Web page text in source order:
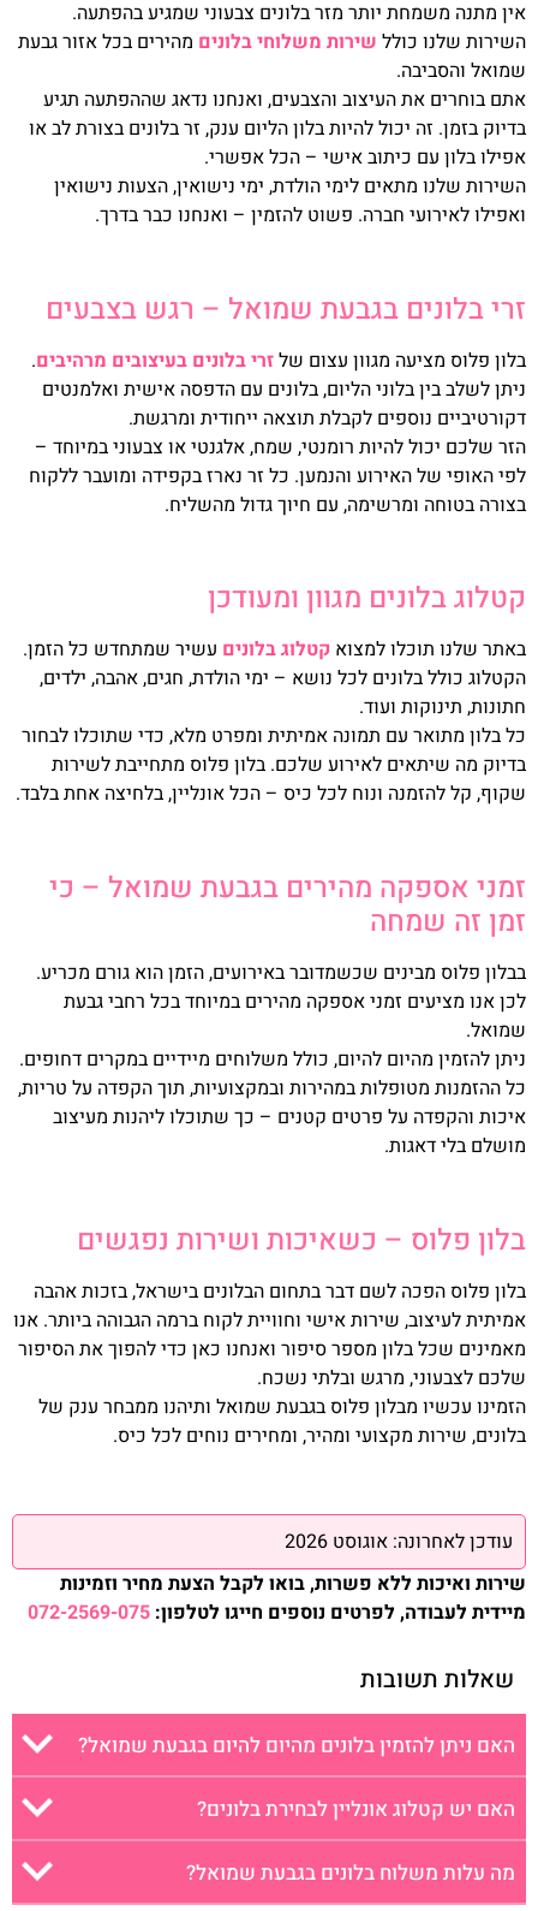
אין מתנה משמחת יותר מזר בלונים צבעוני שמגיע בהפתעה.
השירות שלנו כולל שירות משלוחי בלונים מהירים בכל אזור גבעת
שמואל והסביבה.
אתם בוחרים את העיצוב והצבעים, ואנחנו נדאג שההפתעה תגיע
בדיוק בזמן. זה יכול להיות בלון הליום ענק, זר בלונים בצורת לב או
אפילו בלון עם כיתוב אישי – הכל אפשרי.
השירות שלנו מתאים לימי הולדת, ימי נישואין, הצעות נישואין
ואפילו לאירועי חברה. פשוט להזמין – ואנחנו כבר בדרך.
זרי בלונים בגבעת שמואל – רגש בצבעים
בלון פלוס מציעה מגוון עצום שלזרי בלונים בעיצובים מרהיבים.
ניתן לשלב בין בלוני הליום, בלונים עם הדפסה אישית ואלמנטים
דקורטיביים נוספים לקבלת תוצאה ייחודית ומרגשת.
הזר שלכם יכול להיות רומנטי, שמח, אלגנטי או צבעוני במיוחד –
לפי האופי של האירוע והנמען. כל זר נארז בקפידה ומועבר ללקוח
בצורה בטוחה ומרשימה, עם חיוך גדול מהשליח.
קטלוג בלונים מגוון ומעודכן
באתר שלנו תוכלו למצוא קטלוג בלונים עשיר שמתחדש כל הזמן.
הקטלוג כולל בלונים לכל נושא – ימי הולדת, חגים, אהבה, ילדים,
חתונות, תינוקות ועוד.
כל בלון מתואר עם תמונה אמיתית ומפרט מלא, כדי שתוכלו לבחור
בדיוק מה שיתאים לאירוע שלכם. בלון פלוס מתחייבת לשירות
שקוף, קל להזמנה ונוח לכל כיס – הכל אונליין, בלחיצה אחת בלבד.
זמני אספקה מהירים בגבעת שמואל – כי
זמן זה שמחה
בבלון פלוס מבינים שכשמדובר באירועים, הזמן הוא גורם מכריע.
לכן אנו מציעים זמני אספקה מהירים במיוחד בכל רחבי גבעת
שמואל.
ניתן להזמין מהיום להיום, כולל משלוחים מיידיים במקרים דחופים.
כל ההזמנות מטופלות במהירות ובמקצועיות, תוך הקפדה על טריות,
איכות והקפדה על פרטים קטנים – כך שתוכלו ליהנות מעיצוב
מושלם בלי דאגות.
בלון פלוס – כשאיכות ושירות נפגשים
בלון פלוס הפכה לשם דבר בתחום הבלונים בישראל, בזכות אהבה
אמיתית לעיצוב, שירות אישי וחוויית לקוח ברמה הגבוהה ביותר. אנו
מאמינים שכל בלון מספר סיפור ואנחנו כאן כדי להפוך את הסיפור
שלכם לצבעוני, מרגש ובלתי נשכח.
הזמינו עכשיו מבלון פלוס בגבעת שמואל ותיהנו ממבחר ענק של
בלונים, שירות מקצועי ומהיר, ומחירים נוחים לכל כיס.
עודכן לאחרונה: אוגוסט 2026
שירות ואיכות ללא פשרות, בואו לקבל הצעת מחיר וזמינות
מיידית לעבודה, לפרטים נוספים חייגו לטלפון: 072-2569-075
שאלות תשובות
האם ניתן להזמין בלונים מהיום להיום בגבעת שמואל?
האם יש קטלוג אונליין לבחירת בלונים?
מה עלות משלוח בלונים בגבעת שמואל?